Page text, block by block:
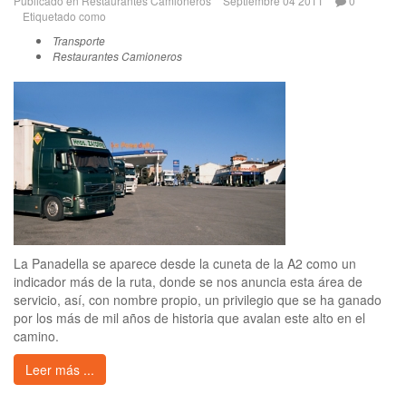
Etiquetado como
Transporte
Restaurantes Camioneros
La Panadella se aparece desde la cuneta de la A2 como un
indicador más de la ruta, donde se nos anuncia esta área de
servicio, así, con nombre propio, un privilegio que se ha ganado
por los más de mil años de historia que avalan este alto en el
camino.
Leer más ...